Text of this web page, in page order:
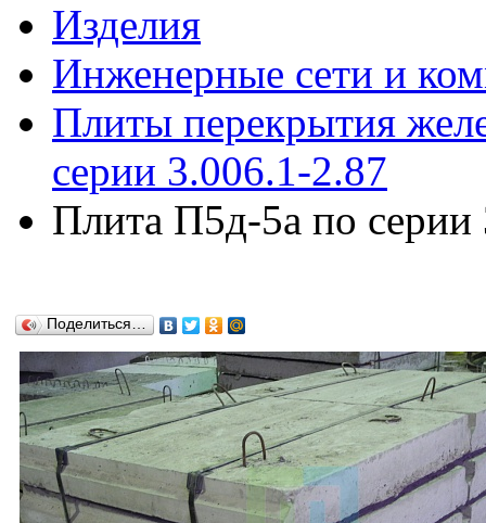
Изделия
Инженерные сети и
Плиты перекрытия
серии 3.006.1-2.87
Плита П5д-5а по
Поделиться…